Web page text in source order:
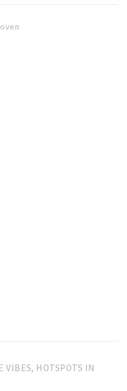
VIBES, HOTSPOTS IN